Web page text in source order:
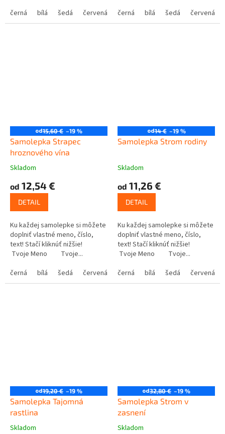
černá
bílá šedá červená modrá žlutá zelená růžová
černá
bílá šedá červená
od15,60 € –19 %
Samolepka Strapec
hroznového vína
Skladom
od 12,54 €
DETAIL
Ku každej samolepke si môžete
doplniť vlastné meno, číslo,
text! Stačí kliknúť nižšie!
Tvoje Meno Tvoje...
černá
bílá šedá červená modrá žlutá zelená růžová
od14 € –19 %
Samolepka Strom rodiny
Skladom
od 11,26 €
DETAIL
Ku každej samolepke si môžete
doplniť vlastné meno, číslo,
text! Stačí kliknúť nižšie!
Tvoje Meno Tvoje...
černá
bílá šedá červená
od19,20 € –19 %
Samolepka Tajomná
rastlina
Skladom
od32,80 € –19 %
Samolepka Strom v
zasnení
Skladom